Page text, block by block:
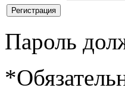
Пароль
*